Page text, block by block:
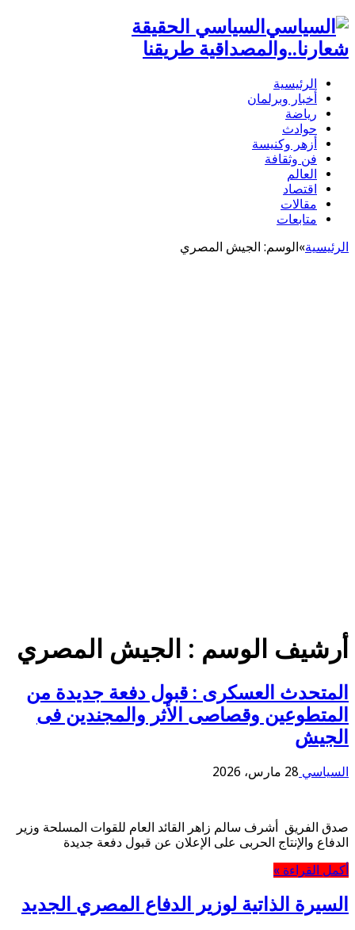
السياسي الحقيقة
شعارنا..والمصداقية طريقنا
الرئيسية
أخبار وبرلمان
رياضة
حوادث
أزهر وكنيسة
فن وثقافة
العالم
اقتصاد
مقالات
متابعات
الرئيسية»الوسم: الجيش المصري
أرشيف الوسم : الجيش المصري
المتحدث العسكرى : قبول دفعة جديدة من
المتطوعين وقصاصى الأثر والمجندين فى
الجيش
السياسي 28 مارس، 2026
صدق الفريق أشرف سالم زاهر القائد العام للقوات المسلحة وزير
الدفاع والإنتاج الحربى على الإعلان عن قبول دفعة جديدة
أكمل القراءة »
السيرة الذاتية لوزير الدفاع المصري الجديد